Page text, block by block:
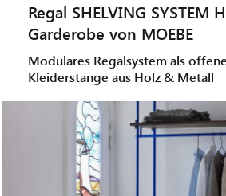
Regal SHELVING SYSTEM
Garderobe von MOEBE
Modulares Regalsystem als
Kleiderstange aus Holz & Metall